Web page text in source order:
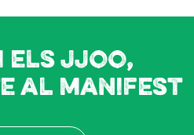
JJOO,
al manifest